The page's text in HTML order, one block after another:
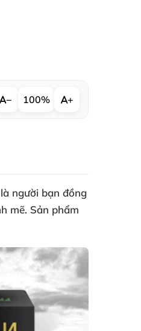
− 100% +
người bạn đồng
mẽ. Sản phẩm